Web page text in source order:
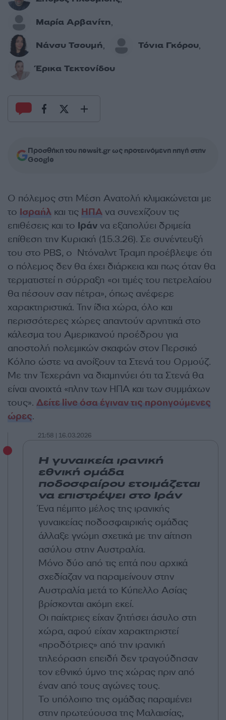
Μαρία Αρβανίτη,
Νάνσυ Τσουμή, Τόνια Γκόρου,
Έρικα Τεκτονίδου
Προσθήκη του newsit.gr ως προτεινόμενη πηγή στην
Google
Ο πόλεμος στη Μέση Ανατολή κλιμακώνεται με
το Ισραήλ και τις ΗΠΑ να συνεχίζουν τις
επιθέσεις και το Ιράν να εξαπολύει δριμεία
επίθεση την Κυριακή (15.3.26). Σε συνέντευξή
του στο PBS, ο Ντόναλντ Τραμπ προέβλεψε ότι
ο πόλεμος δεν θα έχει διάρκεια και πως όταν θα
τερματιστεί η σύρραξη «οι τιμές του πετρελαίου
θα πέσουν σαν πέτρα», όπως ανέφερε
χαρακτηριστικά. Την ίδια χώρα, όλο και
περισσότερες χώρες απαντούν αρνητικά στο
κάλεσμα του Αμερικανού προέδρου για
αποστολή πολεμικών σκαφών στον Περσικό
Κόλπο ώστε να ανοίξουν τα Στενά του Ορμούζ.
Με την Τεχεράνη να διαμηνύει ότι τα Στενά θα
είναι ανοιχτά «πλην των ΗΠΑ και των συμμάχων
τους». Δείτε live όσα έγιναν τις προηγούμενες
ώρες.
21:58 | 16.03.2026
Η γυναικεία ιρανική
εθνική ομάδα
ποδοσφαίρου ετοιμάζεται
να επιστρέψει στο Ιράν
Ένα πέμπτο μέλος της ιρανικής
γυναικείας ποδοσφαιρικής ομάδας
άλλαξε γνώμη σχετικά με την αίτηση
ασύλου στην Αυστραλία.
Μόνο δύο από τις επτά που αρχικά
σχεδίαζαν να παραμείνουν στην
Αυστραλία μετά το Κύπελλο Ασίας
βρίσκονται ακόμη εκεί.
Οι παίκτριες είχαν ζητήσει άσυλο στη
χώρα, αφού είχαν χαρακτηριστεί
«προδότριες» από την ιρανική
τηλεόραση επειδή δεν τραγούδησαν
τον εθνικό ύμνο της χώρας πριν από
έναν από τους αγώνες τους.
Το υπόλοιπο της ομάδας παραμένει
στην πρωτεύουσα της Μαλαισίας,